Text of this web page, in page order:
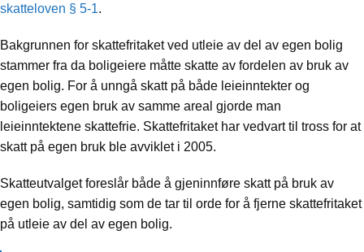
skatteloven § 5-1.
Bakgrunnen for skattefritaket ved utleie av del av egen bolig
stammer fra da boligeiere måtte skatte av fordelen av bruk av
egen bolig. For å unngå skatt på både leieinntekter og
boligeiers egen bruk av samme areal gjorde man
leieinntektene skattefrie. Skattefritaket har vedvart til tross for at
skatt på egen bruk ble avviklet i 2005.
Skatteutvalget foreslår både å gjeninnføre skatt på bruk av
egen bolig, samtidig som de tar til orde for å fjerne skattefritaket
på utleie av del av egen bolig.